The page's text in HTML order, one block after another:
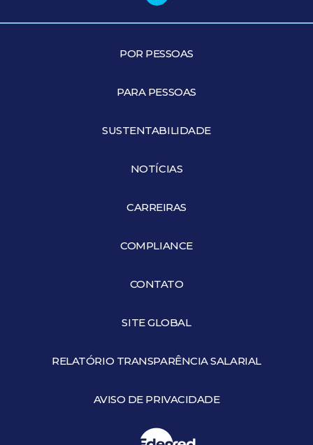
POR PESSOAS
PARA PESSOAS
SUSTENTABILIDADE
NOTÍCIAS
CARREIRAS
COMPLIANCE
CONTATO
SITE GLOBAL
RELATÓRIO TRANSPARÊNCIA SALARIAL
AVISO DE PRIVACIDADE